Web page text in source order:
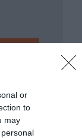
or
to
may